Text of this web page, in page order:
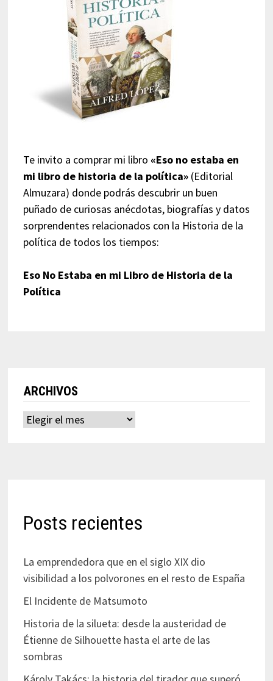
Te invito a comprar mi libro «Eso no estaba en
mi libro de historia de la política»(Editorial
Almuzara) donde podrás descubrir un buen
puñado de curiosas anécdotas, biografías y datos
sorprendentes relacionados con la Historia de la
política de todos los tiempos:
Eso No Estaba en mi Libro de Historia de la
Política
ARCHIVOS
Archivos
Posts recientes
La emprendedora que en el siglo XIX dio
visibilidad a los polvorones en el resto de España
El Incidente de Matsumoto
Historia de la silueta: desde la austeridad de
Étienne de Silhouette hasta el arte de las
sombras